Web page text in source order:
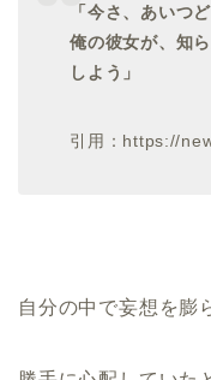
「今さ、あいつ
俺の彼女が、知
しよう」
引用：https://
自分の中で妄想を膨